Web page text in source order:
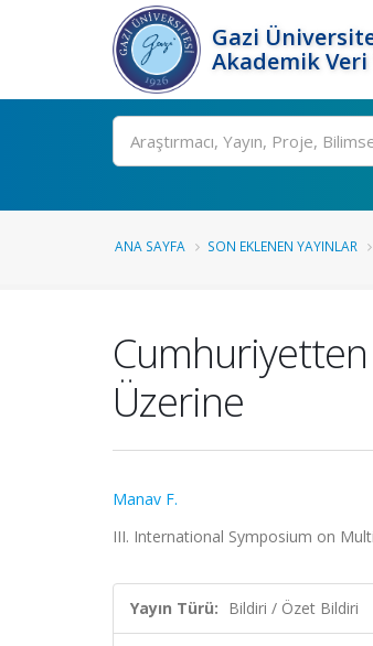
Gazi
Akademik
Ara
ANA SAYFA SON EKLENEN YAYINLAR
Cumhuriyetten
Üzerine
Manav F.
III. International Symposium on
Yayın Türü: Bildiri / Özet Bildiri